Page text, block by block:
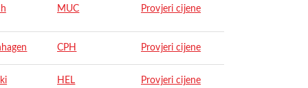
MUC Provjeri cijene
CPH Provjeri cijene
HEL Provjeri cijene